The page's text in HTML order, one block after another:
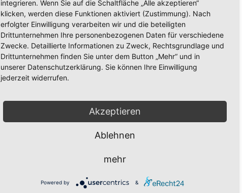
integrieren. Wenn Sie auf die Schaltfläche „Alle akzeptieren“
klicken, werden diese Funktionen aktiviert (Zustimmung). Nach
erfolgter Einwilligung verarbeiten wir und die beteiligten
Drittunternehmen Ihre personenbezogenen Daten für verschiedene
Zwecke. Detaillierte Informationen zu Zweck, Rechtsgrundlage und
Drittunternehmen finden Sie unter dem Button „Mehr“ und in
unserer Datenschutzerklärung. Sie können Ihre Einwilligung
jederzeit widerrufen.
Akzeptieren
Ablehnen
mehr
Powered by &